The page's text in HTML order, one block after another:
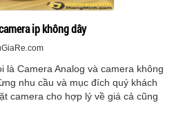
ip không dây
là Camera Analog và camera không
nhu cầu và mục đích quý khách
camera cho hợp lý về giá cả cũng